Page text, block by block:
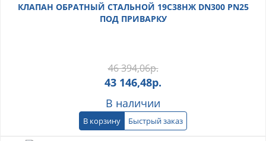
КЛАПАН ОБРАТНЫЙ СТАЛЬНОЙ 19С38НЖ DN300 PN25
ПОД ПРИВАРКУ
46 394,06р.
43 146,48р.
В наличии
В корзину Быстрый заказ